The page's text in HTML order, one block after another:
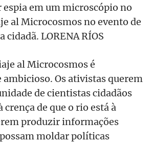
em um microscópio no
al Microcosmos no evento de
cidadã. LORENA RÍOS
al Microcosmos é
Os ativistas querem
de cientistas cidadãos
crença de que o rio está à
produzir informações
moldar políticas